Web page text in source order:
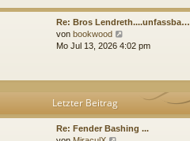
e
i
r
s
t
e
r
i
r
a
g
Re: Bros Lendreth....unfassba…
von bookwood
e
s
r
B
Mo Jul 13, 2026 4:02 pm
Letzter Beitrag
Re: Fender Bashing ...